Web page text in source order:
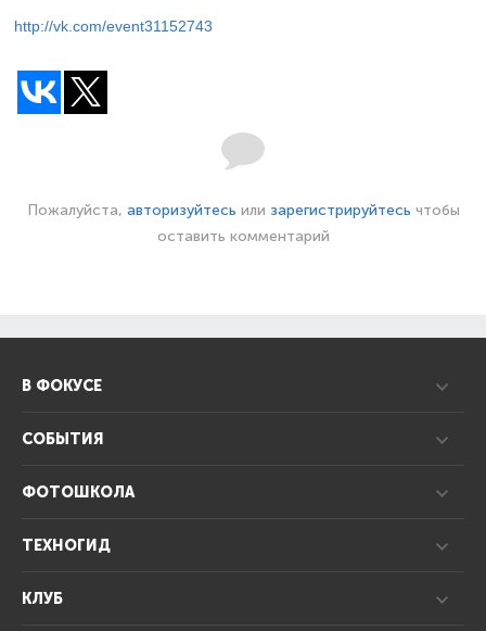
http://vk.com/event31152743
Пожалуйста, авторизуйтесь или зарегистрируйтесь чтобы
оставить комментарий
В ФОКУСЕ
СОБЫТИЯ
ФОТОШКОЛА
ТЕХНОГИД
КЛУБ